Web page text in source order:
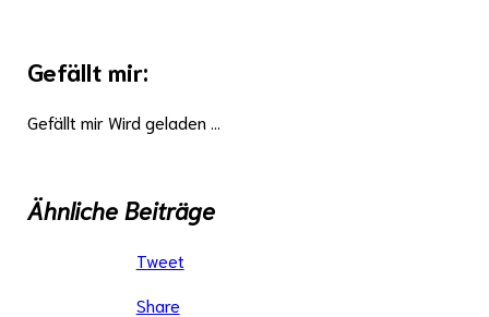
Gefällt mir:
Gefällt mir Wird geladen …
Ähnliche Beiträge
Tweet
Share